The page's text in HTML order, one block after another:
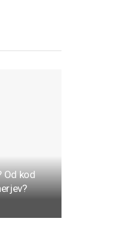
Od kod